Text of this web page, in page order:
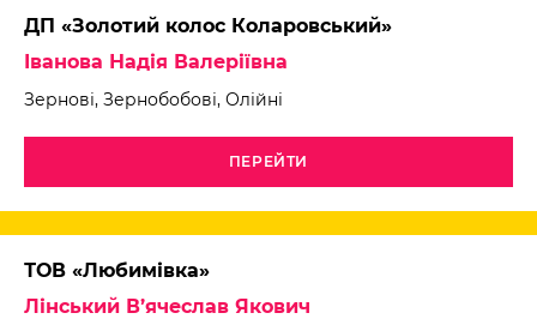
ДП «Золотий колос Коларовський»
Іванова Надія Валеріївна
Зернові, Зернобобові, Олійні
ПЕРЕЙТИ
ТОВ «Любимівка»
Лінський В’ячеслав Якович